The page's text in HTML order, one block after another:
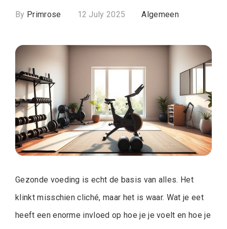
By Primrose 12 July 2025 Algemeen
Gezonde voeding is echt de basis van alles. Het
klinkt misschien cliché, maar het is waar. Wat je eet
heeft een enorme invloed op hoe je je voelt en hoe je